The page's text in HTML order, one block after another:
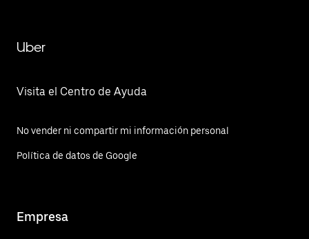
Uber
Visita el Centro de Ayuda
No vender ni compartir mi información personal
Política de datos de Google
Empresa